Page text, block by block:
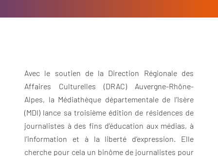
Avec le soutien de la Direction Régionale des
Affaires Culturelles (DRAC) Auvergne-Rhône-
Alpes, la Médiathèque départementale de l’Isère
(MDI) lance sa troisième édition de résidences de
journalistes à des fins d’éducation aux médias, à
l’information et à la liberté d’expression. Elle
cherche pour cela un binôme de journalistes pour